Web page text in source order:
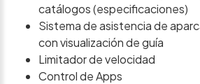
catálogos (especificaciones)
Sistema de asistencia de
con visualización de guía
Limitador de velocidad
Control de Apps